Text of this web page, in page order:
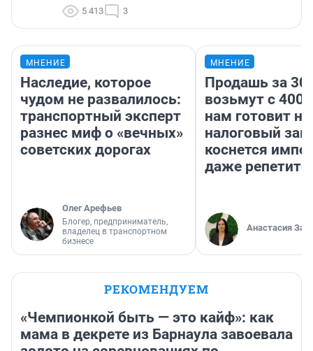
5 413 3
МНЕНИЕ
Наследие, которое
чудом не развалилось:
транспортный эксперт
разнес миф о «вечных»
советских дорогах
Олег Арефьев
Блогер, предприниматель,
владелец в транспортном
бизнесе
МНЕНИЕ
Продашь за
возьмут с
нам готовит
налоговый
коснется
даже
Анастасия
РЕКОМЕНДУЕМ
«Чемпионкой быть — это кайф»: как
мама в декрете из Барнаула завоевала